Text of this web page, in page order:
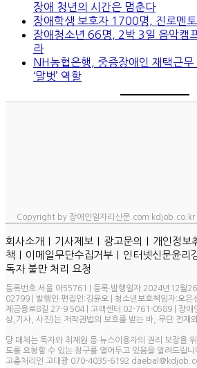
장애 청년의 시간은 멈춘다
장애학생 보호자 1700명, 진로멘
장애청소년 66명, 2박 3일 음악캠
라
NH농협은행, 중증장애인 재택근
‘말벗’ 역할
Copyright by 장애인일자리신문.com kdjob.co.kr
회사소개 ㅣ 기사제보 ㅣ 광고문의 ㅣ 개인정보
책 ㅣ 이메일무단수집거부 ㅣ 인터넷신문윤리
독자 불만 처리 요청
등록번호:서울 아55761 | 등록·발행일자:2024년12월
02799 | 발행인·편집인:김윤오 | 청소년보호책임자:오은
제금융로8길 27-9 504 | 고객센터:02-761-0589 | 장애
상,기사, 사진)는 저작권법의 보호를 받는 바, 무단 전재
당 매체는 독자와 취재원 등 뉴스이용자의 권리 보장을
도를 요청할 수 있는 창구를 열어두고 있음을 알려드립니
고충처리인 고대광 070-4035-6192